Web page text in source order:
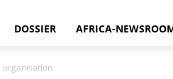
DOSSIER AFRICA-
organisation